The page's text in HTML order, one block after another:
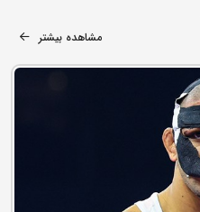
مشاهده بیشتر